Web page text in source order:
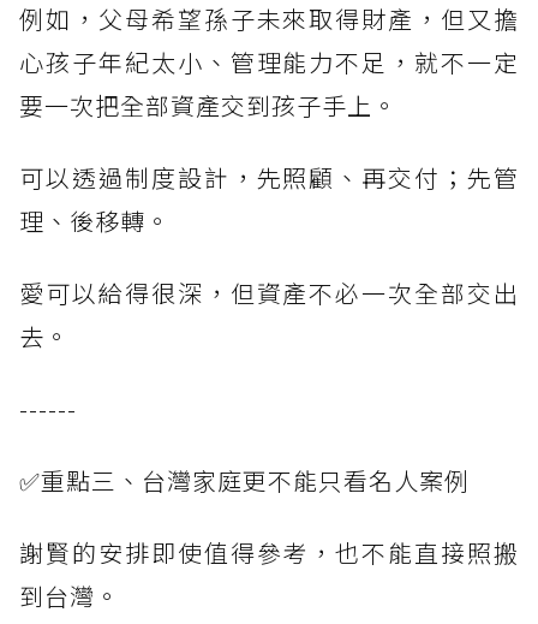
例如，父母希望孫子未來取得財產，但又擔
心孩子年紀太小、管理能力不足，就不一定
要一次把全部資產交到孩子手上。
可以透過制度設計，先照顧、再交付；先管
理、後移轉。
愛可以給得很深，但資產不必一次全部交出
去。
------
✅重點三、台灣家庭更不能只看名人案例
謝賢的安排即使值得參考，也不能直接照搬
到台灣。